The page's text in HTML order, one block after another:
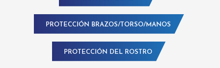
PROTECCIÓN BRAZOS/TORSO/MANOS
PROTECCIÓN DEL ROSTRO